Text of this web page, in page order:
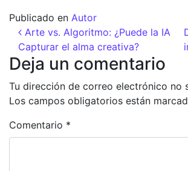
Publicado en Autor
Navegación de
Arte vs. Algoritmo: ¿Puede la IA
Capturar el alma creativa?
Deja un comentario
Tu dirección de correo electrónico no
Los campos obligatorios están
Comentario *